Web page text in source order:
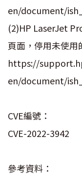
en/document/
(2)HP LaserJet
頁面，停用未使用
https://
en/document/
CVE編號：
CVE-2022-3942
參考資料：